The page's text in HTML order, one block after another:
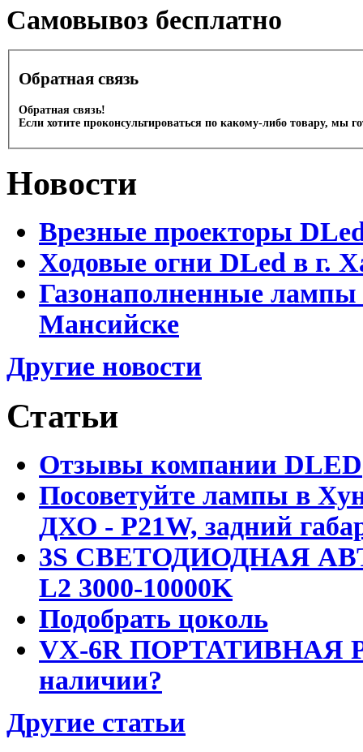
Cамовывоз бесплатно
Обратная связь
Обратная связь!
Если хотите проконсультироваться по какому-либо товару, мы
Новости
Врезные проекторы
Ходовые огни DLed в г.
Газонаполненные
Мансийске
Другие новости
Статьи
Отзывы компании DLED
Посоветуйте лампы в
ДХО - P21W, задний
3S СВЕТОДИОДНАЯ
L2 3000-10000K
Подобрать цоколь
VX-6R ПОРТАТИВНАЯ
наличии?
Другие статьи